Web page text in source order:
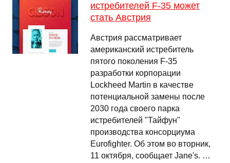
истребителей F-35 может
стать Австрия
Австрия рассматривает
американский истребитель
пятого поколения F-35
разработки корпорации
Lockheed Martin в качестве
потенциальной замены после
2030 года своего парка
истребителей "Тайфун"
производства консорциума
Eurofighter. Об этом во вторник,
11 октября, сообщает Jane's. …